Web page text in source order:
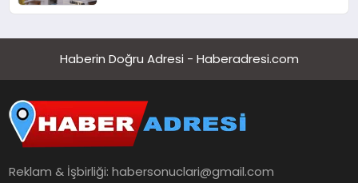
Haberin Doğru Adresi - Haberadresi.com
Reklam & İşbirliği:habersonuclari@gmail.com